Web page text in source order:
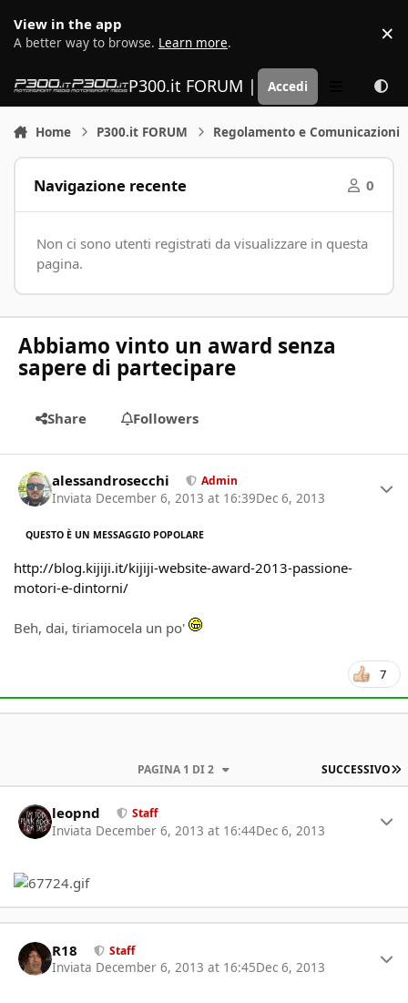
View in the app
A better way to browse. Learn more. ×
P300.it FORUM | Motorsport Media
Accedi
Home P300.it FORUM Regolamento e Comunicazioni
Navigazione recente 0
Non ci sono utenti registrati da visualizzare in questa
pagina.
Abbiamo vinto un award senza
sapere di partecipare
Share Followers
alessandrosecchi Admin
Inviata December 6, 2013 at 16:39Dec 6, 2013
QUESTO È UN MESSAGGIO POPOLARE
http://blog.kijiji.it/kijiji-website-award-2013-passione-
motori-e-dintorni/
Beh, dai, tiriamocela un po'
7
SUCCESSIVO
PAGINA 1 DI 2
leopnd Staff
Inviata December 6, 2013 at 16:44Dec 6, 2013
R18 Staff
Inviata December 6, 2013 at 16:45Dec 6, 2013